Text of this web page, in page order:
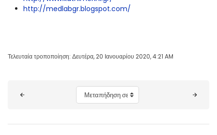
http://medlabgr.blogspot.com/
Τελευταία τροποποίηση: Δευτέρα, 20 Ιανουαρίου 2020, 4:21 AM
Μεταπήδηση σε...